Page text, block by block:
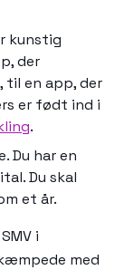
kunstig
der
til en app, der
er født ind i
.
Du har en
Du skal
et år.
i
med